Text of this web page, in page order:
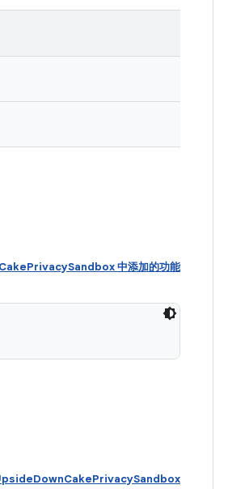
中添加的功能